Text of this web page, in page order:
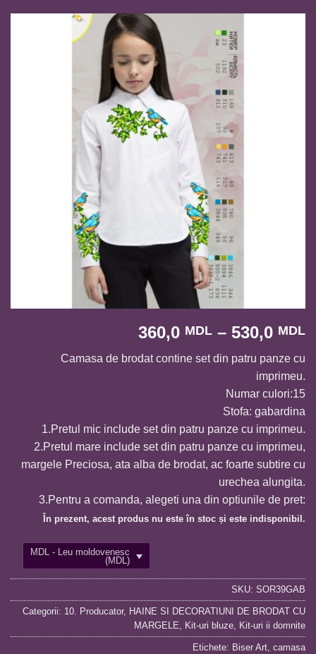
360,0 MDL – 530,0 MDL
Camasa de brodat contine set din patru panze cu
imprimeu.
Numar culori:15
Stofa: gabardina
1.Pretul mic include set din patru panze cu imprimeu.
2.Pretul mare include set din patru panze cu imprimeu,
margele Preciosa, ata alba de brodat, ac foarte subtire cu
urechea alungita.
3.Pentru a comanda, alegeti una din optiunile de pret:
În prezent, acest produs nu este în stoc și este indisponibil.
MDL - Leu moldovenesc
(MDL)
SKU: SOR39GAB
Categorii: 10. Producator, HAINE SI DECORATIUNI DE BRODAT CU
MARGELE
Kit-uri bluze Kit-uri ii domnite
Etichete: Biser Art camasa